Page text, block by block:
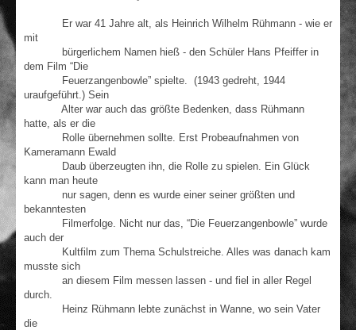
Er war 41 Jahre alt, als Heinrich Wilhelm Rühmann - wie er
mit
bürgerlichem Namen hieß - den Schüler Hans Pfeiffer in
dem Film “Die
Feuerzangenbowle” spielte. (1943 gedreht, 1944
uraufgeführt.) Sein
Alter war auch das größte Bedenken, dass Rühmann
hatte, als er die
Rolle übernehmen sollte. Erst Probeaufnahmen von
Kameramann Ewald
Daub überzeugten ihn, die Rolle zu spielen. Ein Glück
kann man heute
nur sagen, denn es wurde einer seiner größten und
bekanntesten
Filmerfolge. Nicht nur das, “Die Feuerzangenbowle” wurde
auch der
Kultfilm zum Thema Schulstreiche. Alles was danach kam
musste sich
an diesem Film messen lassen - und fiel in aller Regel
durch.
Heinz Rühmann lebte zunächst in Wanne, wo sein Vater
die